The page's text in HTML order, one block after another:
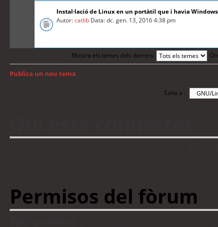
Instal·lació de Linux en un portàtil que i havia
Autor:catlib Data: dc. gen. 13, 2016 4:38 pm
Mostra els temes dels darrers:
Publica un nou tema
Salta a :
Permisos del fòrum